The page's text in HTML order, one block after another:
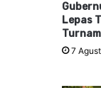
Lepas
7